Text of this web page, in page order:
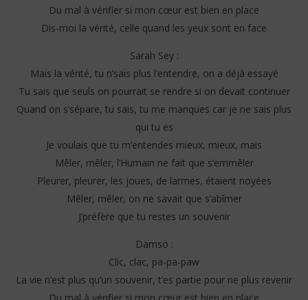
Du mal à vérifier si mon cœur est bien en place
Dis-moi la vérité, celle quand les yeux sont en face
Sarah Sey :
Mais la vérité, tu n’sais plus l’entendre, on a déjà essayé
Tu sais que seuls on pourrait se rendre si on devait continuer
Quand on s’sépare, tu sais, tu me manques car je ne sais plus
qui tu es
Je voulais que tu m’entendes mieux, mieux, mais
Mêler, mêler, l’Humain ne fait que s’emmêler
Pleurer, pleurer, les joues, de larmes, étaient noyées
Mêler, mêler, on ne savait que s’abîmer
J’préfère que tu restes un souvenir
Damso :
Clic, clac, pa-pa-paw
La vie n’est plus qu’un souvenir, t’es partie pour ne plus revenir